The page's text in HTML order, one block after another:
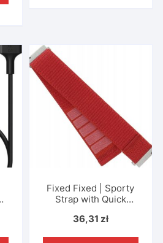
Fixed Fixed | Sporty
Strap with Quick
Smartwatch | 160-210
36,31 zł